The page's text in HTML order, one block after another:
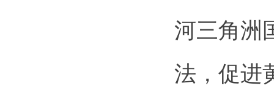
河三角洲
法，促进